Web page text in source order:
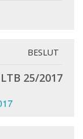
BESLUT
LTB 25/2017